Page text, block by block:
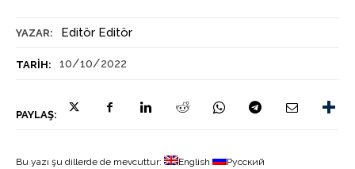
YAZAR: Editör Editör
TARIH: 10/10/2022
PAYLAŞ:
Bu yazı şu dillerde de mevcuttur: English Русский